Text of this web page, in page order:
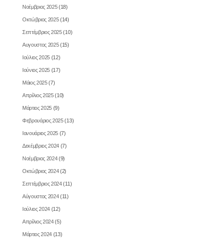
Νοέμβριος 2025(18)
Οκτώβριος 2025(14)
Σεπτέμβριος 2025(10)
Αυγουστος 2025(15)
Ιούλιος 2025 (12)
Ιούνιος 2025 (17)
Μάιος 2025(7)
Απρίλιος 2025(10)
Μάρτιος 2025 (9)
Φεβρουάριος 2025(13)
Ιανουάριος 2025 (7)
Δεκέμβριος 2024 (7)
Νοέμβριος 2024(9)
Οκτώβριος 2024(2)
Σεπτέμβριος 2024(11)
Αύγουστος 2024(11)
Ιούλιος 2024 (12)
Απρίλιος 2024(5)
Μάρτιος 2024 (13)